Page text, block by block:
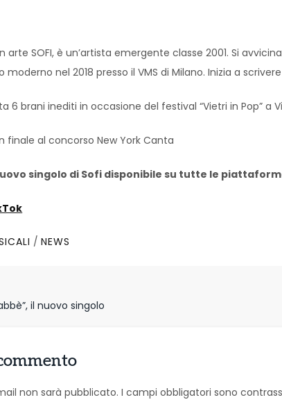
arte SOFI, è un’artista emergente classe 2001. Si
nel 2018 presso il VMS di Milano. Inizia a
6 brani inediti in occasione del festival “Vietri in Pop” a
finale al concorso New York Canta
singolo di Sofi disponibile su tutte le
/NEWS
il nuovo singolo
non sarà pubblicato. I campi obbligatori sono